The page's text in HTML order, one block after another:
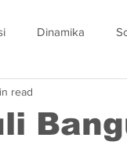
Dinamika
read